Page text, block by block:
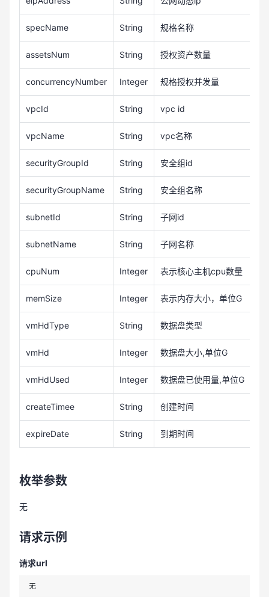
specName String 规格名称
assetsNum String 授权资产数量
concurrencyNumber Integer 规格授权并发量
vpcId String vpc id
vpcName String vpc名称
securityGroupId String 安全组id
securityGroupName String 安全组名称
subnetId String 子网id
subnetName String 子网名称
cpuNum Integer 表示核心主机cpu数量
memSize Integer 表示内存大小，单位G
vmHdType String 数据盘类型
vmHd Integer 数据盘大小,单位G
vmHdUsed Integer 数据盘已使用量,单位G
createTimee String 创建时间
expireDate String 到期时间
枚举参数
无
请求示例
请求url
无